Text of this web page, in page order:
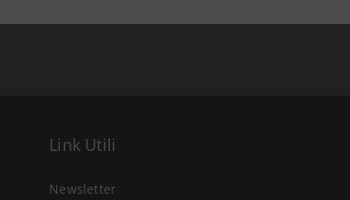
Link Utili
Newsletter